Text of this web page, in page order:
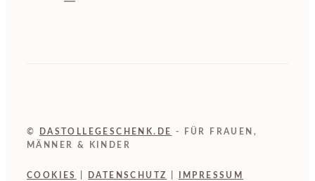
© DASTOLLEGESCHENK.DE
- FÜR FRAUEN,
MÄNNER & KINDER
COOKIES DATENSCHUTZ IMPRESSUM